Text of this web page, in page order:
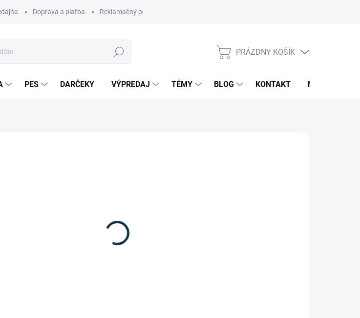
Doprava a platba Reklamačný poriadok
Hľadať
NÁKUPNÝ
PRÁZDNY KOŠÍK
PES DARČEKY VÝPREDAJ TÉMY BLOG KONTAKT NOVINKY
pomáha chrániť zdravé bunky tela. Vitamín E pre kone je jedným
z mála doplnkov vitamínu E na trhu, ktorý neobsahuje selén.